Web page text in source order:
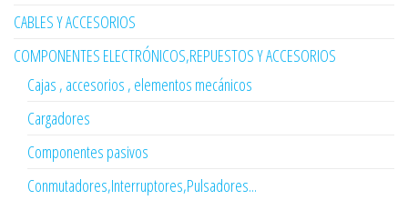
CABLES Y ACCESORIOS
COMPONENTES ELECTRÓNICOS,REPUESTOS Y ACCESORIOS
Cajas , accesorios , elementos mecánicos
Cargadores
Componentes pasivos
Conmutadores,Interruptores,Pulsadores...